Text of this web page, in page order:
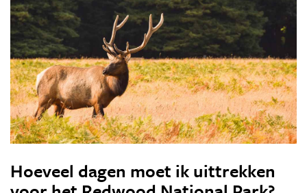
Hoeveel dagen moet ik uittrekken